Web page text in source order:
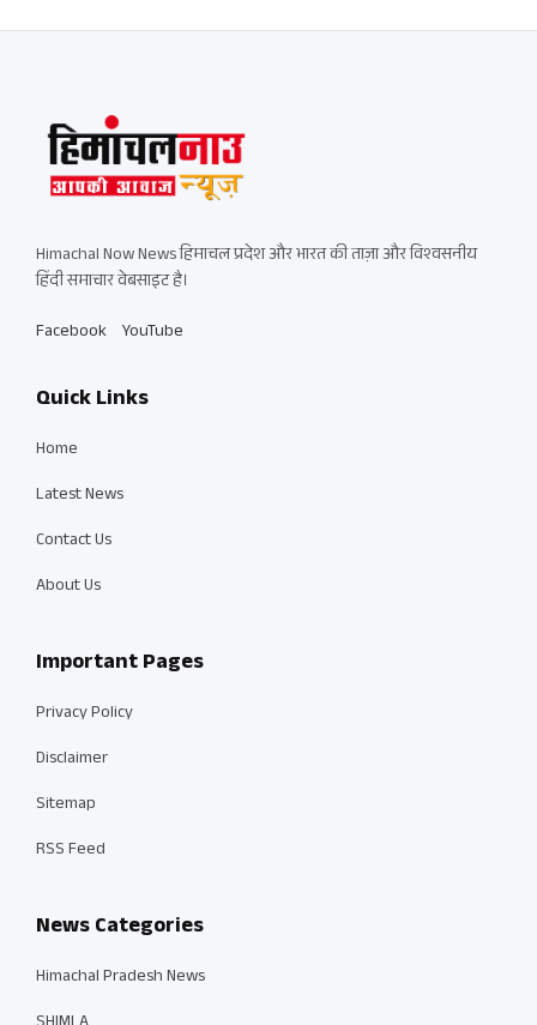
Himachal Now News हिमाचल प्रदेश और भारत की ताज़ा और विश्वसनीय
हिंदी समाचार वेबसाइट है।
Facebook YouTube
Quick Links
Home
Latest News
Contact Us
About Us
Important Pages
Privacy Policy
Disclaimer
Sitemap
RSS Feed
News Categories
Himachal Pradesh News